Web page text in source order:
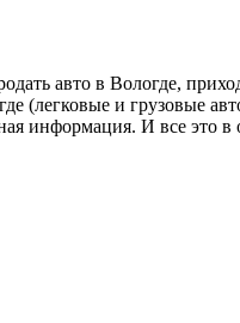
авто в Вологде,
(легковые и грузовые
информация. И все это